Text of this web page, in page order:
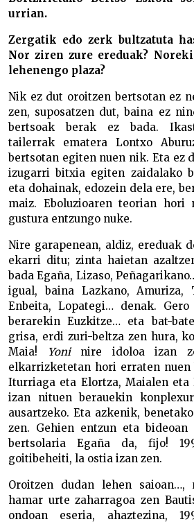
urrian.
Zergatik edo zerk bultzatuta
Nor ziren zure ereduak?
lehenengo plaza?
Nik ez dut oroitzen bertsotan ez
zen, suposatzen dut, baina ez
bertsoak berak ez bada.
tailerrak ematera Lontxo
bertsotan egiten nuen nik. Eta ez
izugarri bitxia egiten zaidalako
eta dohainak, edozein dela ere,
maiz. Eboluzioaren teorian hori
gustura entzungo nuke.
Nire garapenean, aldiz, ereduak
ekarri ditu; zinta haietan
bada Egaña, Lizaso,
igual, baina Lazkano, Amuriza,
Enbeita, Lopategi… denak.
berarekin Euzkitze… eta bat-
grisa, erdi zuri-beltza zen hura,
Maia!
Yoninire idoloa izan
elkarrizketetan hori erraten
Iturriaga eta Elortza, Maialen
izan nituen berauekin
ausartzeko. Eta azkenik,
zen. Gehien entzun eta
bertsolaria Egaña da, fijo!
goitibeheiti, la ostia izan zen.
Oroitzen dudan lehen saioan…,
hamar urte zaharragoa zen
ondoan eseria, ahaztezina,